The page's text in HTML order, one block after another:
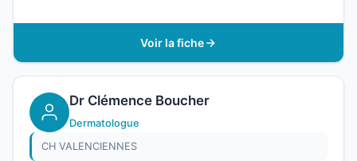
Voir la fiche
Dr Clémence Boucher
Dermatologue
CH VALENCIENNES